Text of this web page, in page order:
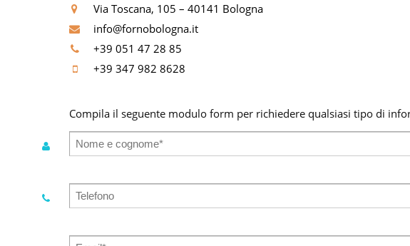
Via Toscana, 105 – 40141 Bologna
info@fornobologna.it
+39 051 47 28 85
+39 347 982 8628
Compila il seguente modulo form per richiedere qualsiasi tipo di